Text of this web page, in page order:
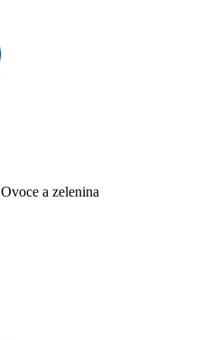
Ovoce a zelenina